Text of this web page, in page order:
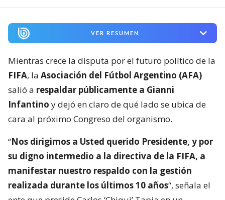
VER RESUMEN
Mientras crece la disputa por el futuro político de la
FIFA, la Asociación del Fútbol Argentino (AFA)
salió a respaldar públicamente a Gianni
Infantino y dejó en claro de qué lado se ubica de
cara al próximo Congreso del organismo.
“Nos dirigimos a Usted querido Presidente, y por
su digno intermedio a la directiva de la FIFA, a
manifestar nuestro respaldo con la gestión
realizada durante los últimos 10 años“, señala el